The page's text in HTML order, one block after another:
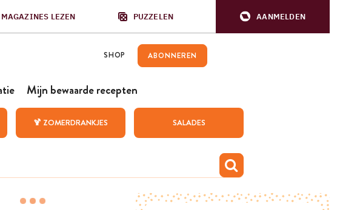
LEZEN PUZZELEN AANMELDEN
SHOP ABONNEREN
Mijn bewaarde recepten
🍹 ZOMERDRANKJES SALADES